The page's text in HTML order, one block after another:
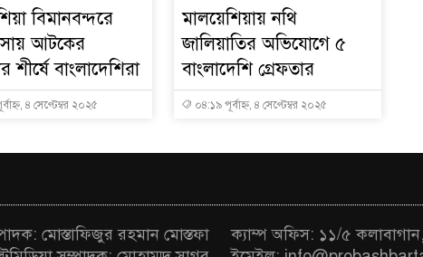
বিমানবন্দরে
আটকের
শীর্ষে বাংলাদেশিরা
৪ সেপ্টেম্বর ২০২৫
মালয়েশিয়ায় নথি
জালিয়াতির অভিযোগে ৫
বাংলাদেশি গ্রেফতার
০৪:১৯ পূর্বাহ্ন, ৪ সেপ্টেম্বর ২০২৫
মোস্তাফিজুর রহমান মোস্তফা
ক্যাম্প অফিস: ১১/৫